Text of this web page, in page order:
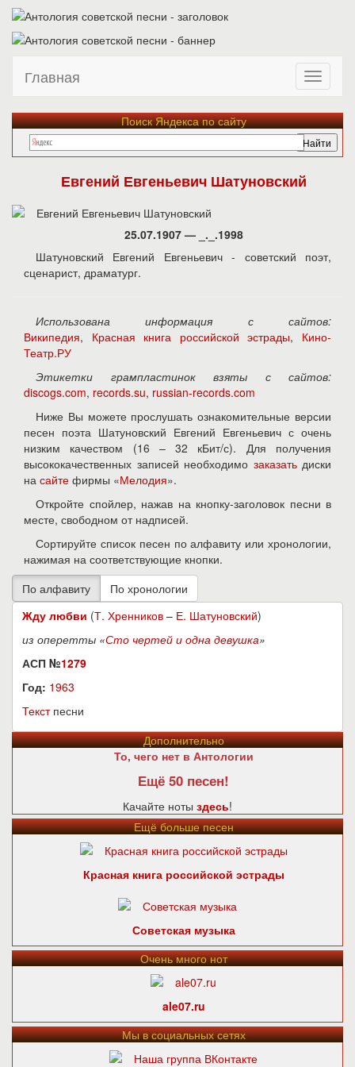
Главная
Поиск Яндекса по сайту
Евгений Евгеньевич Шатуновский
25.07.1907 — _._.1998
Шатуновский Евгений Евгеньевич - советский поэт,
сценарист, драматург.
Использована информация с сайтов:
Википедия, Красная книга российской эстрады, Кино-
Театр.РУ
Этикетки грампластинок взяты с сайтов:
discogs.com, records.su, russian-records.com
Ниже Вы можете прослушать ознакомительные версии
песен поэта Шатуновский Евгений Евгеньевич с очень
низким качеством (16 – 32 кБит/с). Для получения
высококачественных записей необходимо заказатьдиски
на сайте фирмы «Мелодия».
Откройте спойлер, нажав на кнопку-заголовок песни в
месте, свободном от надписей.
Сортируйте список песен по алфавиту или хронологии,
нажимая на соответствующие кнопки.
Жду любви (Т. Хренников – Е. Шатуновский)
из оперетты «Сто чертей и одна девушка»
АСП №1279
Год: 1963
Текстпесни
Дополнительно
То, чего нет в Антологии
Ещё 50 песен!
Качайте ноты здесь!
Ещё больше песен
Красная книга российской эстрады
Советская музыка
Очень много нот
ale07.ru
Мы в социальных сетях